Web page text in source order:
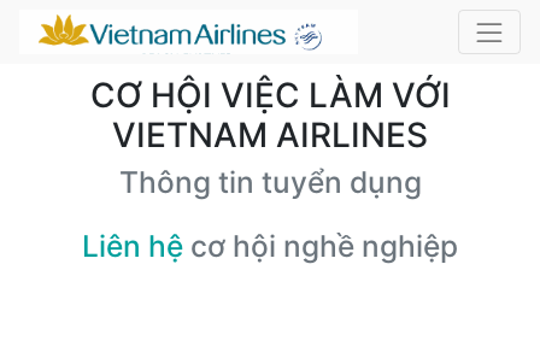
CƠ HỘI VIỆC LÀM VỚI
VIETNAM AIRLINES
Thông tin tuyển dụng
Liên hệ cơ hội nghề nghiệp